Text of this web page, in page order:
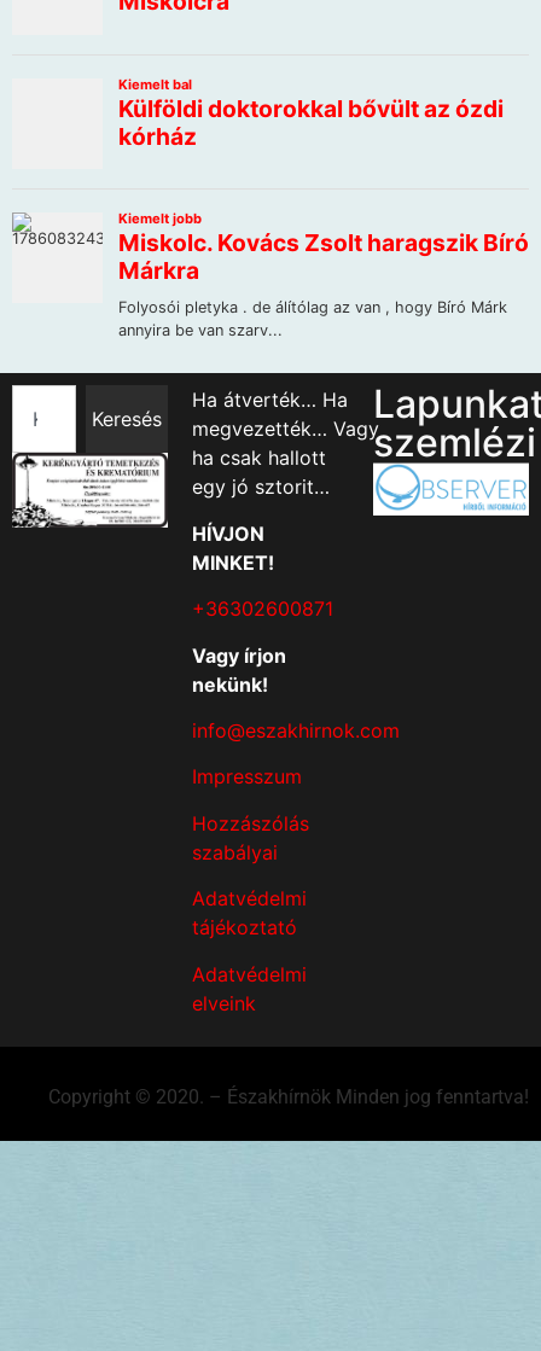
Keresés
Ha átverték… Ha
megvezették… Vagy
ha csak hallott
egy jó sztorit…
HÍVJON
MINKET!
+36302600871
Vagy írjon
nekünk!
info@eszakhirnok.com
Impresszum
Hozzászólás
szabályai
Adatvédelmi
tájékoztató
Adatvédelmi
elveink
szemlézi
Copyright © 2020. – Északhírnök Minden jog fenntartva!